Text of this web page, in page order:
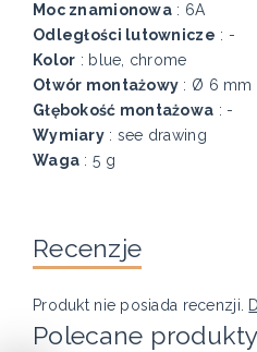
Moc znamionowa: 6A
Odległości lutownicze : -
Kolor : blue, chrome
Otwór montażowy : Ø 6 mm
Głębokość montażowa : -
Wymiary: see drawing
Waga : 5 g
Recenzje
Produkt nie posiada recenzji.
Polecane produkty